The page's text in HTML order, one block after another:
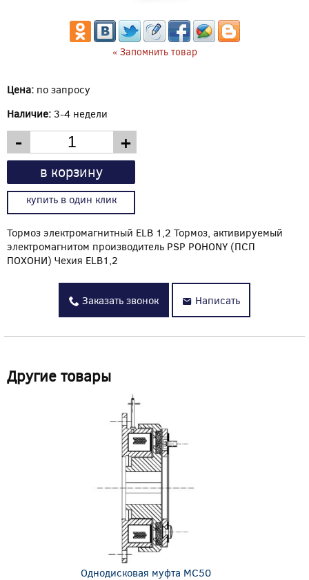
« Запомнить товар
Цена: по запросу
Наличие: 3-4 недели
- +
в корзину
купить в один клик
Тормоз электромагнитный ELB 1,2 Тормоз, активируемый
электромагнитом производитель PSP POHONY (ПСП
ПОХОНИ) Чехия ELB1,2
Заказать звонок Написать
Другие товары
Однодисковая муфта MC50